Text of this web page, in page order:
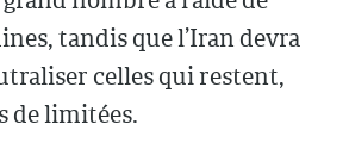
tandis que l’Iran devra
celles qui restent,
de limitées.